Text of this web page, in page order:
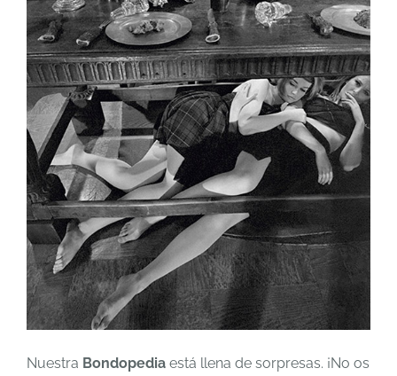
Nuestra Bondopedia está llena de sorpresas. ¡No os